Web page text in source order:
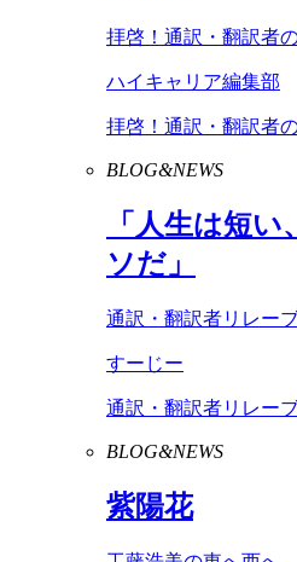
拝啓！通訳・翻訳者
ハイキャリア編集部
拝啓！通訳・翻訳者
BLOG&NEWS
「人生は短
ソだ」
通訳・翻訳者リレー
すーじー
通訳・翻訳者リレー
BLOG&NEWS
紫陽花